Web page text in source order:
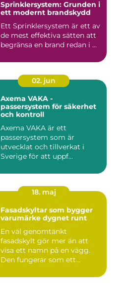
Sprinklersystem: Grunden i
ett modernt brandskydd
Ett Sprinklersystem är ett av
de mest effektiva sätten att
begränsa en brand redan i ...
02. jun
Axema VAKA -
passersystem för säkerhet
och kontroll
Axema VAKA är ett
passersystem som är
utvecklat och tillverkat i
Sverige för att uppf...
18. maj
Fasadskyltar som bygger
varumärke dygnet runt
En väl genomtänkt
fasadskylt gör mer än att
visa ett namn på en vägg.
Den fungerar som ett